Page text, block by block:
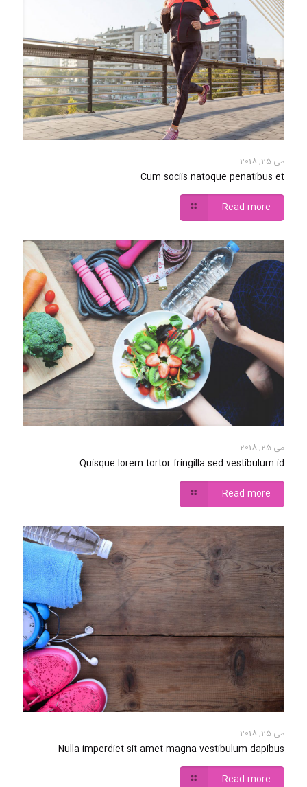
می 25, 2018
Cum sociis natoque penatibus et
Read more
می 25, 2018
Quisque lorem tortor fringilla sed vestibulum id
Read more
می 25, 2018
Nulla imperdiet sit amet magna vestibulum dapibus
Read more